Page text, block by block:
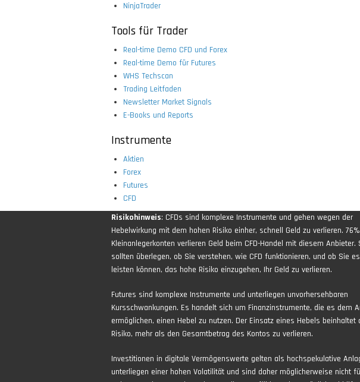
NinjaTrader
Tools für Trader
Real-time Demo CFD und Forex
Real-time Demo für Futures
WHS Techscan
Trading Leitfaden
Newsletter Market Signals
E-Books und Reports
Instrumente
Aktien
Forex
Futures
CFD
Risikohinweis: CFDs sind komplexe Instrumente und gehen wegen der
Hebelwirkung mit dem hohen Risiko einher, schnell Geld zu verlieren.
Kleinanlegerkonten verlieren Geld beim CFD-Handel mit diesem Anbieter.
sollten überlegen, ob Sie verstehen, wie CFD funktionieren, und ob Sie
leisten können, das hohe Risiko einzugehen, Ihr Geld zu verlieren.
Futures sind komplexe Instrumente und unterliegen unvorhersehbaren
Kursschwankungen. Es handelt sich um Finanzinstrumente, die es dem
ermöglichen, einen Hebel zu nutzen. Der Einsatz eines Hebels beinhaltet
Risiko, mehr als den Gesamtbetrag des Kontos zu verlieren.
Investitionen in digitale Vermögenswerte gelten als hochspekulative
unterliegen einer hohen Volatilität und sind daher möglicherweise nicht